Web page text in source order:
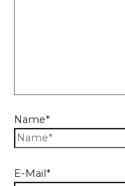
Name*
E-Mail*